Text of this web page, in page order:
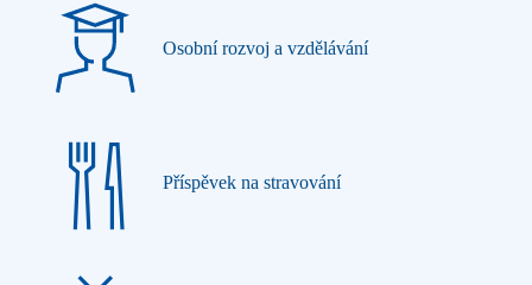
Osobní rozvoj a vzdělávání
Příspěvek na stravování